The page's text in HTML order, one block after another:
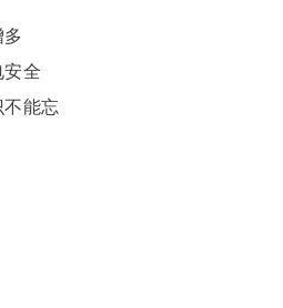
全
能忘